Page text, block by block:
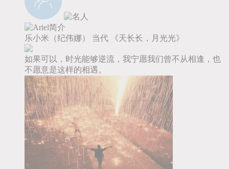
乐小米（纪伟娜） 当代 《天长长，月光光》
如果可以，时光能够逆流，我宁愿我们曾不从相逢，也
不愿意是这样的相遇。